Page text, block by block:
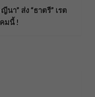
า” ส่ง “ธาตรี” เรต
มนี้ !